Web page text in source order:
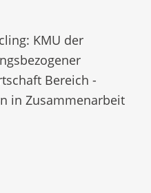
KMU der
Bereich -
in Zusammenarbeit